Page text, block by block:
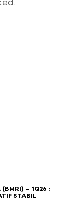
(BMRI) – 1Q26 :
STABIL